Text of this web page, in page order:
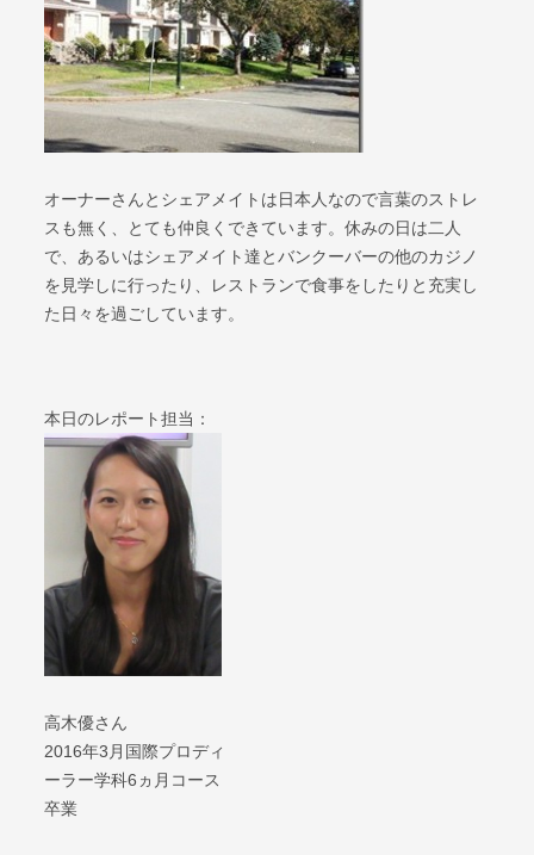
オーナーさんとシェアメイトは日本人なので言葉のストレ
スも無く、とても仲良くできています。休みの日は二人
で、あるいはシェアメイト達とバンクーバーの他のカジノ
を見学しに行ったり、レストランで食事をしたりと充実し
た日々を過ごしています。
本日のレポート担当：
高木優さん
2016年3月国際プロディ
ーラー学科6ヵ月コース
卒業